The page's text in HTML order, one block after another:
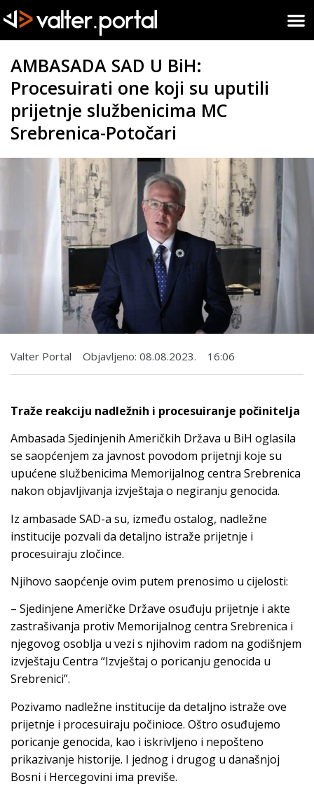
AMBASADA SAD U BiH:
Procesuirati one koji su uputili
prijetnje službenicima MC
Srebrenica-Potočari
Valter Portal Objavljeno: 08.08.2023. 16:06
Traže reakciju nadležnih i procesuiranje počinitelja
Ambasada Sjedinjenih Američkih Država u BiH oglasila
se saopćenjem za javnost povodom prijetnji koje su
upućene službenicima Memorijalnog centra Srebrenica
nakon objavljivanja izvještaja o negiranju genocida.
Iz ambasade SAD-a su, između ostalog, nadležne
institucije pozvali da detaljno istraže prijetnje i
procesuiraju zločince.
Njihovo saopćenje ovim putem prenosimo u cijelosti:
– Sjedinjene Američke Države osuđuju prijetnje i akte
zastrašivanja protiv Memorijalnog centra Srebrenica i
njegovog osoblja u vezi s njihovim radom na godišnjem
izvještaju Centra “Izvještaj o poricanju genocida u
Srebrenici”.
Pozivamo nadležne institucije da detaljno istraže ove
prijetnje i procesuiraju počinioce. Oštro osuđujemo
poricanje genocida, kao i iskrivljeno i nepošteno
prikazivanje historije. I jednog i drugog u današnjoj
Bosni i Hercegovini ima previše.